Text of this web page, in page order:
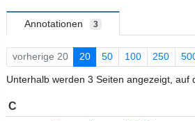
Annotationen 3
vorherige 20 20 50 100 250
Unterhalb werden 3 Seiten angezeigt,
C